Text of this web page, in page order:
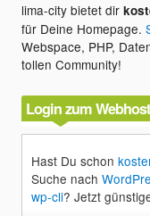
lima-city bietet dir
für Deine Homepage.
Webspace, PHP,
tollen Community!
Login zum
Hast Du schon
Suche nach
wp-cli? Jetzt